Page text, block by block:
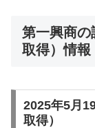
第一興商の
取得）情報
2025年5月
取得）